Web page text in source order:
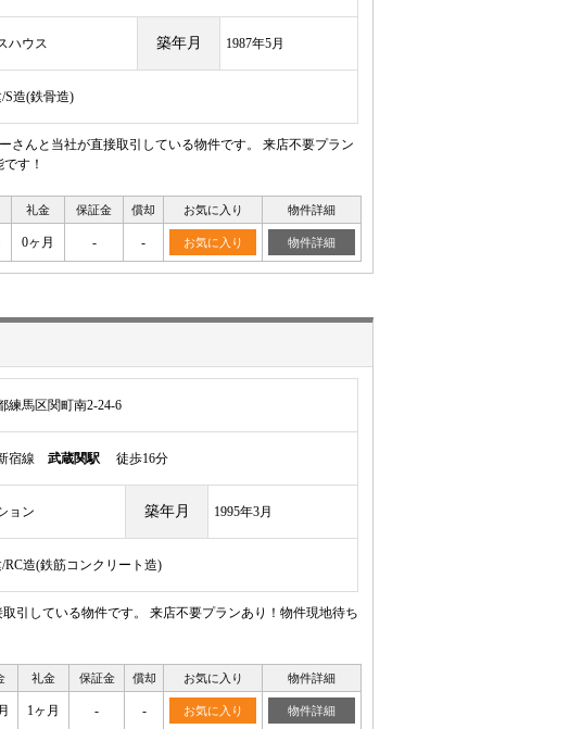
ハウス 築年月 1987年5月
S造(鉄骨造)
さんと当社が直接取引している物件です。 来店不要プラン
す！
礼金 保証金 償却 お気に入り 物件詳細
0ヶ月 - - お気に入り 物件詳細
練馬区関町南2-24-6
宿線 武蔵関駅 徒歩16分
ョン 築年月 1995年3月
RC造(鉄筋コンクリート造)
引している物件です。 来店不要プランあり！物件現地待ち
礼金 保証金 償却 お気に入り 物件詳細
1ヶ月 - - お気に入り 物件詳細